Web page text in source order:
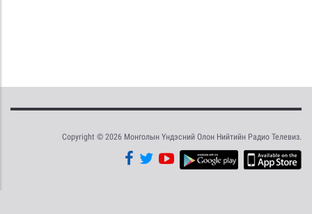
Copyright © 2026 Монголын Үндэсний Олон Нийтийн Радио Телевиз.